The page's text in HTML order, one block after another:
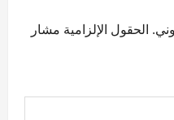
الحقول الإلزامية مشار